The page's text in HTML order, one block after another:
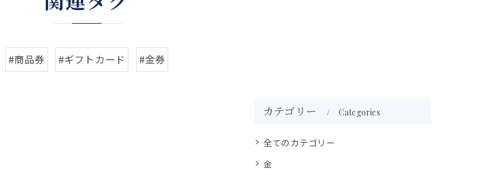
#商品券 #ギフトカード #金券
カテゴリー Categories
全てのカテゴリー
金